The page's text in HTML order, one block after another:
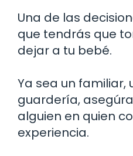
Una de las
que tendrás que
dejar a tu bebé.
Ya sea un familiar,
guardería,
alguien en quien
experiencia.